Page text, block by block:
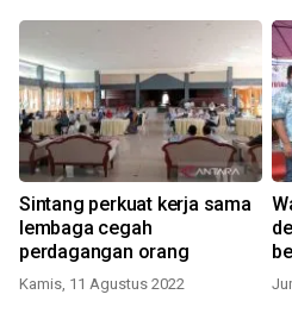
Sintang perkuat kerja sama
lembaga cegah
perdagangan orang
Kamis, 11 Agustus 2022